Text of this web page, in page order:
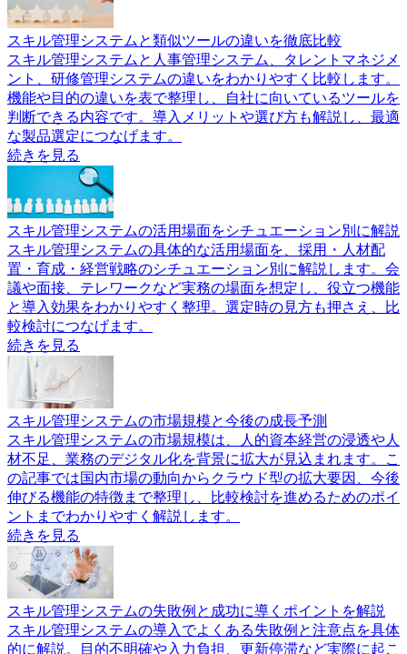
スキル管理システムと類似ツールの違いを徹底比較
スキル管理システムと人事管理システム、タレントマネジメ
ント、研修管理システムの違いをわかりやすく比較します。
機能や目的の違いを表で整理し、自社に向いているツールを
判断できる内容です。導入メリットや選び方も解説し、最適
な製品選定につなげます。
続きを見る
スキル管理システムの活用場面をシチュエーション別に解説
スキル管理システムの具体的な活用場面を、採用・人材配
置・育成・経営戦略のシチュエーション別に解説します。会
議や面接、テレワークなど実務の場面を想定し、役立つ機能
と導入効果をわかりやすく整理。選定時の見方も押さえ、比
較検討につなげます。
続きを見る
スキル管理システムの市場規模と今後の成長予測
スキル管理システムの市場規模は、人的資本経営の浸透や人
材不足、業務のデジタル化を背景に拡大が見込まれます。こ
の記事では国内市場の動向からクラウド型の拡大要因、今後
伸びる機能の特徴まで整理し、比較検討を進めるためのポイ
ントまでわかりやすく解説します。
続きを見る
スキル管理システムの失敗例と成功に導くポイントを解説
スキル管理システムの導入でよくある失敗例と注意点を具体
的に解説。目的不明確や入力負担、更新停滞など実際に起こ